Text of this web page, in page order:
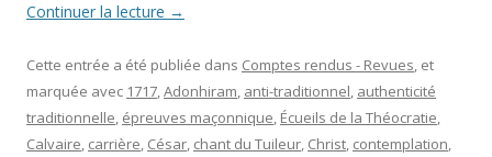
Continuer la lecture →
Cette entrée a été publiée dans Comptes rendus - Revues, et
marquée avec 1717,Adonhiram, anti-traditionnel, authenticité
traditionnelle, épreuves maçonnique, Écueils de la Théocratie,
Calvaire, carrière, César, chant du Tuileur, Christ, contemplation,